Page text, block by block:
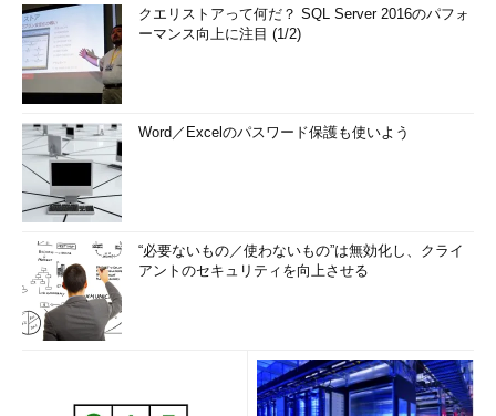
クエリストアって何だ？ SQL Server 2016のパフォ
ーマンス向上に注目 (1/2)
Word／Excelのパスワード保護も使いよう
“必要ないもの／使わないもの”は無効化し、クライ
アントのセキュリティを向上させる